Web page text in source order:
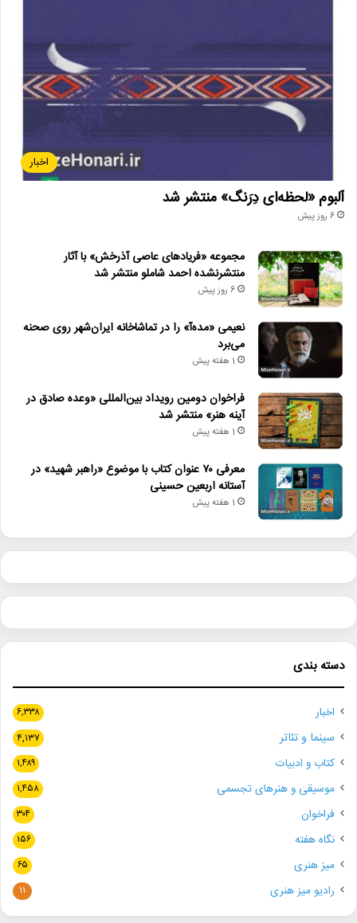
اخبار
آلبوم «لحظه‌ای دِرَنگ» منتشر شد
6 روز پیش
مجموعه «فریادهای عاصی آذرخش» با آثار
منتشرنشده احمد شاملو منتشر شد
6 روز پیش
نعیمی «مده‌آ» را در تماشاخانه ایران‌شهر روی صحنه
می‌برد
1 هفته پیش
فراخوان دومین رویداد بین‌المللی «وعده صادق در
آینه هنر» منتشر شد
1 هفته پیش
معرفی ۷۰ عنوان کتاب با موضوع «راهبر شهید» در
آستانه اربعین حسینی
1 هفته پیش
دسته بندی
اخبار ۶,۳۳۸
سینما و تئاتر ۴,۱۳۷
کتاب و ادبیات ۱,۴۸۹
موسیقی و هنرهای تجسمی ۱,۴۵۸
فراخوان ۳۰۴
نگاه هفته ۱۵۶
میز هنری ۶۵
رادیو میز هنری ۱۱